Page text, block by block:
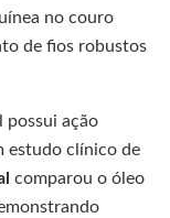
no couro
de fios robustos
possui ação
estudo clínico de
comparou o óleo